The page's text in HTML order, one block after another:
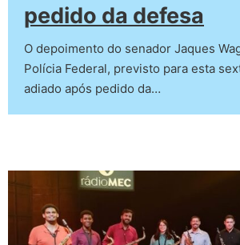
pedido da defesa
O depoimento do senador Jaques
Polícia Federal, previsto para esta
adiado após pedido da…